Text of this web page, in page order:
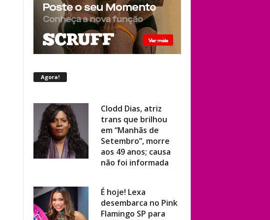
Agora!
trans que brilhou
em “Manhãs de
Setembro”, morre
aos 49 anos; causa
não foi informada
desembarca no Pink
Flamingo SP para
show ao vivo com